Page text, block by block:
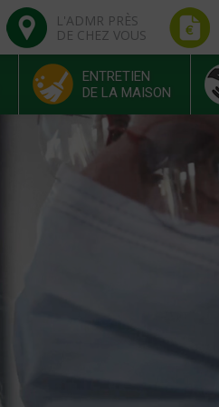
L'ADMR PRÈS
DE CHEZ VOUS
ENTRETIEN
DE LA MAISON